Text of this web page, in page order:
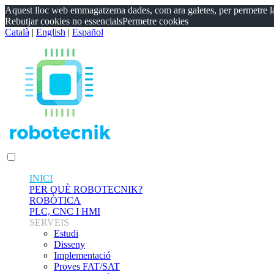
Aquest lloc web emmagatzema dades, com ara galetes, per
Rebutjar cookies no essencialsPermetre cookies
Català | English | Español
INICI
PER QUÈ ROBOTECNIK?
ROBÒTICA
PLC, CNC I HMI
SERVEIS
Estudi
Disseny
Implementació
Proves FAT/SAT